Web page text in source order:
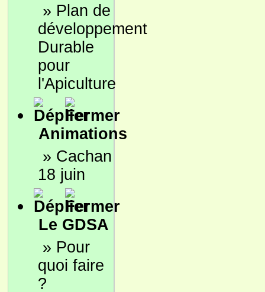
» Plan de
développement
Durable
pour
l'Apiculture
Animations
» Cachan
18 juin
Le GDSA
» Pour
quoi faire
?